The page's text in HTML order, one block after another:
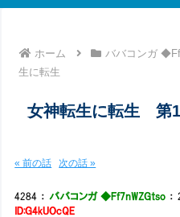
ホーム ババコンガ
生に転生
女神転生に転生 第
« 前の話 次の話 »
4284 ： ババコンガ ◆Ff7nWZGtso ：
ID:G4kUOcQE